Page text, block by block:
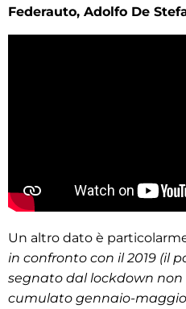
Federauto, Adolfo De
Un altro dato è
in confronto con il 2019 (il
segnato dal lockdown non
cumulato gennaio-